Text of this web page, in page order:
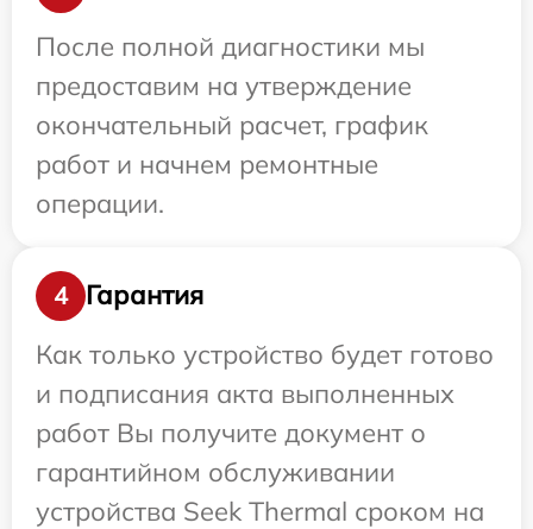
После полной диагностики мы
предоставим на утверждение
окончательный расчет, график
работ и начнем ремонтные
операции.
4
Гарантия
Как только устройство будет готово
и подписания акта выполненных
работ Вы получите документ о
гарантийном обслуживании
устройства Seek Thermal сроком на